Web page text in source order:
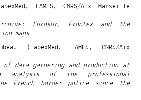
LAMES, CNRS/Aix Marseille
Eurosur, Frontex and the
maps
(LabexMed, LAMES, CNRS/Aix
of data gathering and production at
of the professional
French border police since the